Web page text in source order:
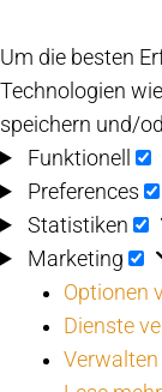
Um die besten
Technologien
speichern und/
Funktionell
Preferences
Statistiken
Marketing
Optionen
Dienste